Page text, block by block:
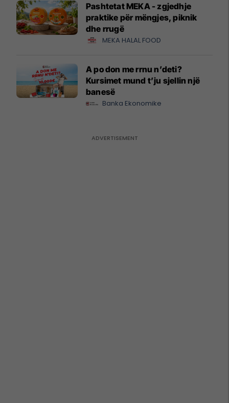
Pashtetat MEKA - zgjedhje
praktike për mëngjes, piknik
dhe rrugë
MEKA HALAL FOOD
A po don me rrnu n’deti?
Kursimet mund t’ju sjellin një
banesë
Banka Ekonomike